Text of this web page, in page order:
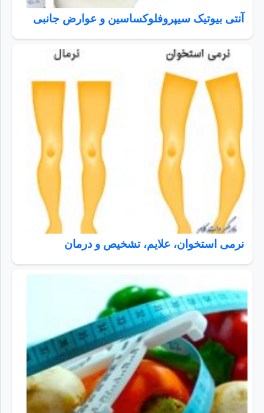
آنتی بیوتیک سیپروفلوکساسین و عوارض جانبی
نرمی استخوان، علایم، تشخیص و درمان